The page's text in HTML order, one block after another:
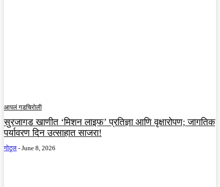
आपलं गडचिरोली
सुरजागड खाणीत ‘मिशन लाइफ’ प्रतिज्ञा आणि वृक्षारोपण; जागतिक
पर्यावरण दिन उत्साहात साजरा!
गोटूल - June 8, 2026